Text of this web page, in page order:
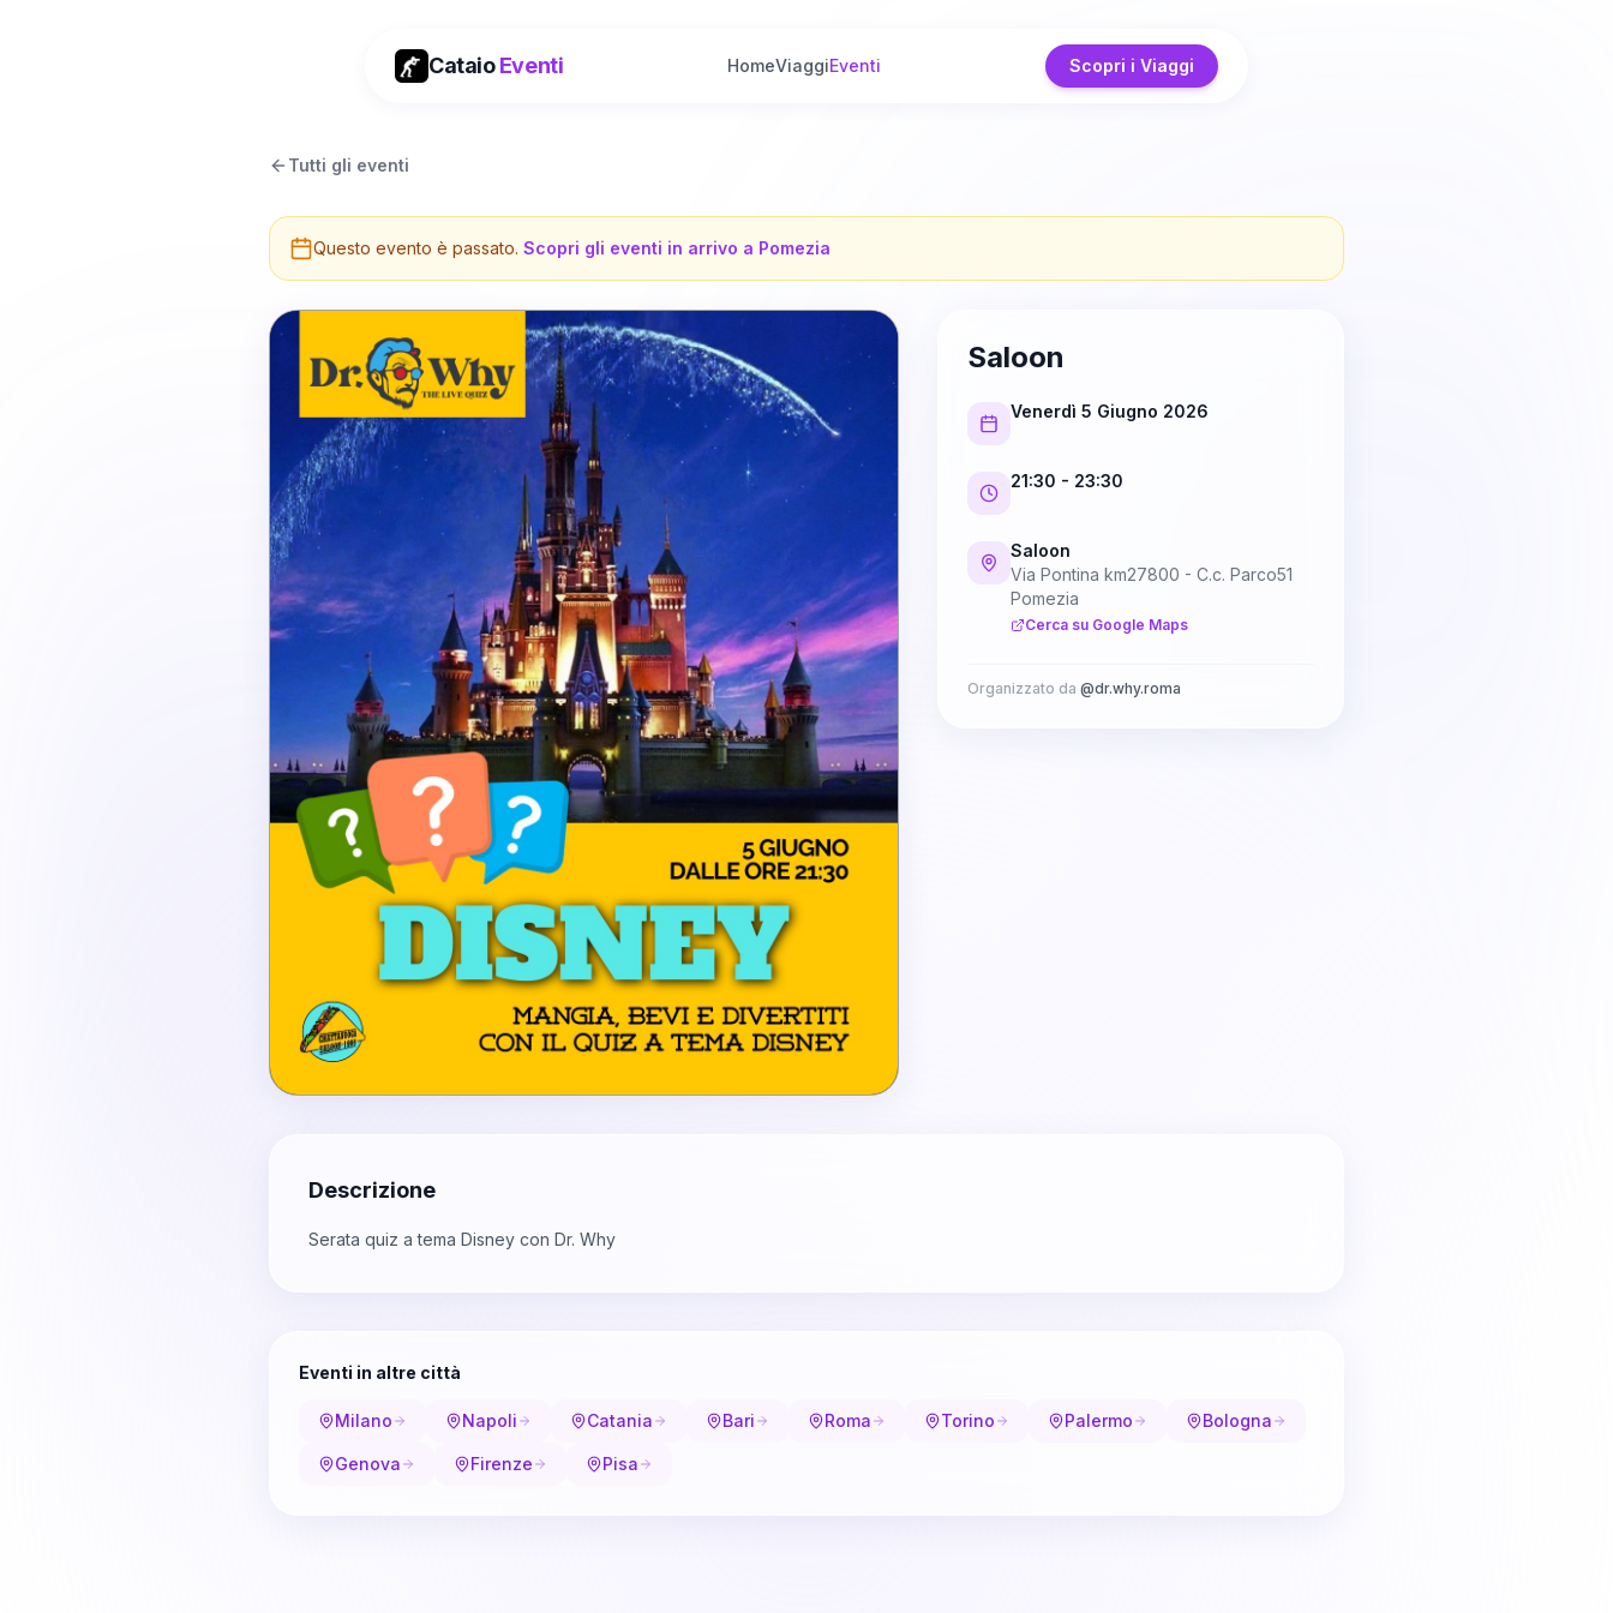
CataioEventi HomeViaggiEventi Scopri i Viaggi
Tutti gli eventi
Questo evento è passato. Scopri gli eventi in arrivo a Pomezia
Saloon
Venerdì 5 Giugno 2026
21:30 - 23:30
Saloon
Via Pontina km27800 - C.c. Parco51
Pomezia
Cerca su Google Maps
Organizzato da @dr.why.roma
Descrizione
Serata quiz a tema Disney con Dr. Why
Eventi in altre città
Milano Napoli Catania Bari Roma Torino Palermo Bologna
Genova Firenze Pisa